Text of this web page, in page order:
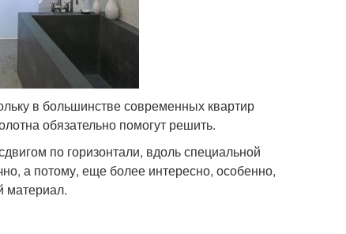
в большинстве современных квартир
обязательно помогут решить.
по горизонтали, вдоль специальной
а потому, еще более интересно, особенно,
материал.